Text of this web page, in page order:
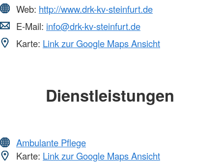
Web: http://www.drk-kv-steinfurt.de
E-Mail: info@drk-kv-steinfurt.de
Karte: Link zur Google Maps Ansicht
Dienstleistungen
Ambulante Pflege
Karte: Link zur Google Maps Ansicht